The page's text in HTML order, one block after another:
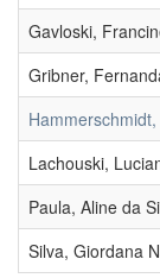
Gavloski,
Gribner,
Lachouski,
Paula, Aline da
Silva, Giordana